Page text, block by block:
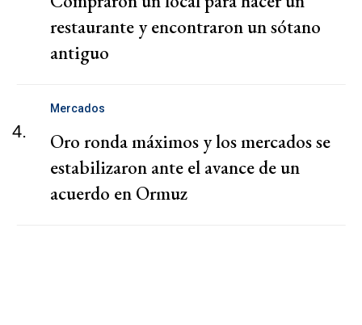
restaurante y encontraron un sótano
antiguo
4.
Mercados
Oro ronda máximos y los mercados se
estabilizaron ante el avance de un
acuerdo en Ormuz